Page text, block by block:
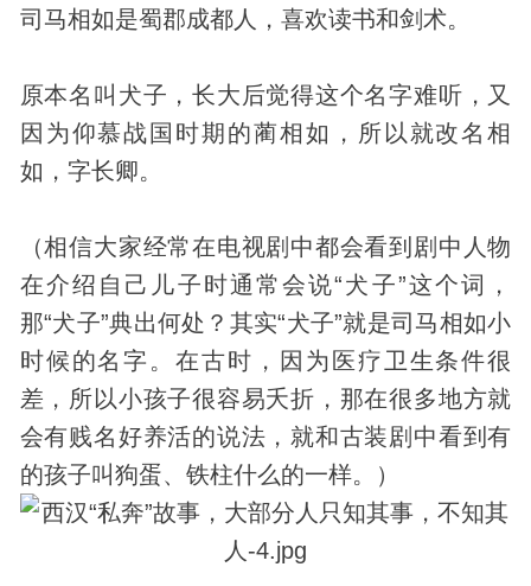
司马相如是蜀郡成都人，喜欢读书和剑术。
原本名叫犬子，长大后觉得这个名字难听，又
因为仰慕战国时期的蔺相如，所以就改名相
如，字长卿。
（相信大家经常在电视剧中都会看到剧中人物
在介绍自己儿子时通常会说“犬子”这个词，
那“犬子”典出何处？其实“犬子”就是司马相如小
时候的名字。在古时，因为医疗卫生条件很
差，所以小孩子很容易夭折，那在很多地方就
会有贱名好养活的说法，就和古装剧中看到有
的孩子叫狗蛋、铁柱什么的一样。）